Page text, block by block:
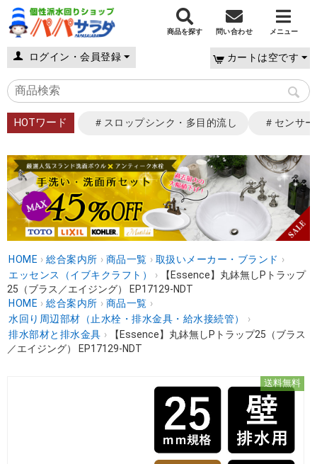
商品を探す 問い合わせ メニュー
ログイン・会員登録 カートは空です
HOTワード ＃スロップシンク・多目的流し ＃センサ
HOME › 総合案内所 › 商品一覧 › 取扱いメーカー・ブランド ›
エッセンス（イブキクラフト）
›
【Essence】丸鉢無しPトラップ
25（ブラス／エイジング） EP17129-NDT
HOME › 総合案内所 › 商品一覧 ›
水回り周辺部材（止水栓・排水金具・給水接続管）
›
排水部材と排水金具 ›
【Essence】丸鉢無しPトラップ25（ブラス
／エイジング） EP17129-NDT
送料無料